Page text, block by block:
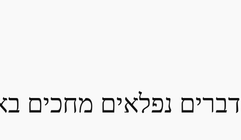
דברים נפלאים מחכים